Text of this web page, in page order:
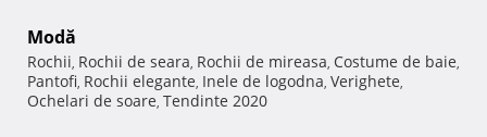
Modă
Rochii, Rochii de seara, Rochii de mireasa, Costume de baie,
Pantofi, Rochii elegante, Inele de logodna, Verighete,
Ochelari de soare, Tendinte 2020